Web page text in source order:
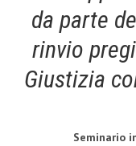
ECONOMIA
CORPORATE
ECONOMIA
HUMAN
da parte
rinvio
Giustizia
Seminario